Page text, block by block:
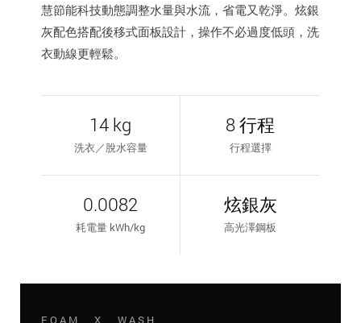
慧節能科技動態調整水量與水流，省電又乾淨。炫銀
灰配色搭配後移式面板設計，操作不必過度低頭，洗
衣動線更輕鬆。
14 kg
洗衣／脫水容量
8 行程
行程選擇
0.0082
耗電量 kWh/kg
炫銀灰
高光澤鋼板
FOAM X WASH